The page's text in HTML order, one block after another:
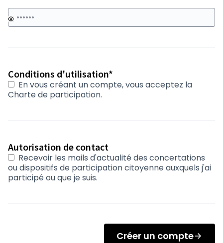
Conditions d'utilisation*
En vous créant un compte, vous acceptez la
Charte de participation.
Autorisation de contact
Recevoir les mails d'actualité des concertations
ou dispositifs de participation citoyenne auxquels j'ai
participé ou que je suis.
Créer un compte